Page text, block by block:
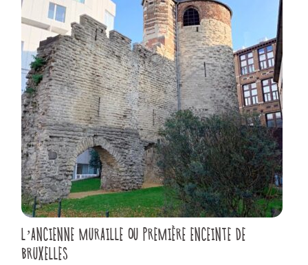
L’ANCIENNE MURAILLE OU PREMIÈRE ENCEINTE DE
BRUXELLES